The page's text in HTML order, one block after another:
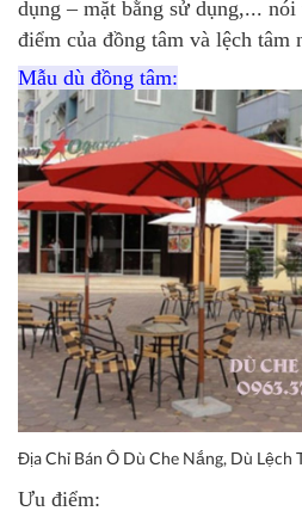
dụng – mặt bằng sử dụng,...
điểm của đồng tâm và lệch tâm
Mẫu dù đồng tâm:
Địa Chỉ Bán Ô Dù Che Nắng, Dù Lệch
Ưu điểm: